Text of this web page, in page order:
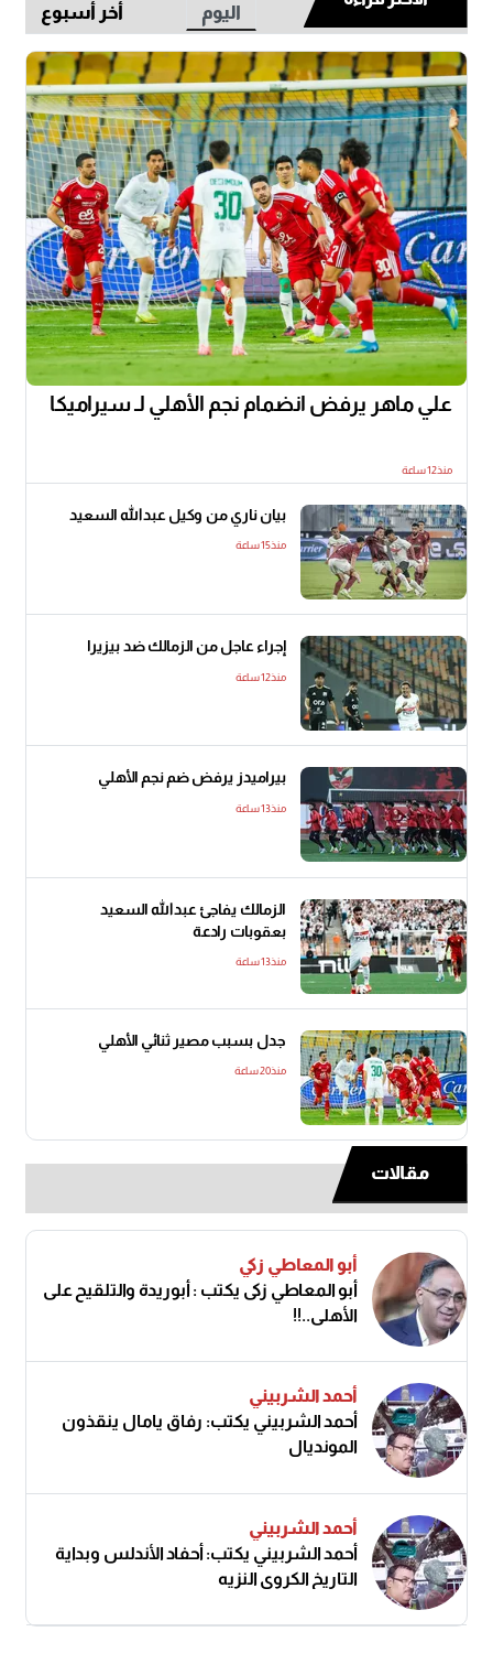
اليوم أخر أسبوع
علي ماهر يرفض انضمام نجم الأهلي لـ سيراميكا
منذ12 ساعة
بيان ناري من وكيل عبدالله السعيد
منذ15 ساعة
إجراء عاجل من الزمالك ضد بيزيرا
منذ12 ساعة
بيراميدز يرفض ضم نجم الأهلي
منذ13 ساعة
الزمالك يفاجئ عبدالله السعيد
بعقوبات رادعة
منذ13 ساعة
جدل بسبب مصير ثنائي الأهلي
منذ20 ساعة
مقالات
أبو المعاطي زكي
أبو المعاطي زكى يكتب : أبوريدة والتلقيح على
الأهلى..!!
أحمد الشربيني
أحمد الشربيني يكتب: رفاق يامال ينقذون
المونديال
أحمد الشربيني
أحمد الشربيني يكتب: أحفاد الأندلس وبداية
التاريخ الكروي النزيه